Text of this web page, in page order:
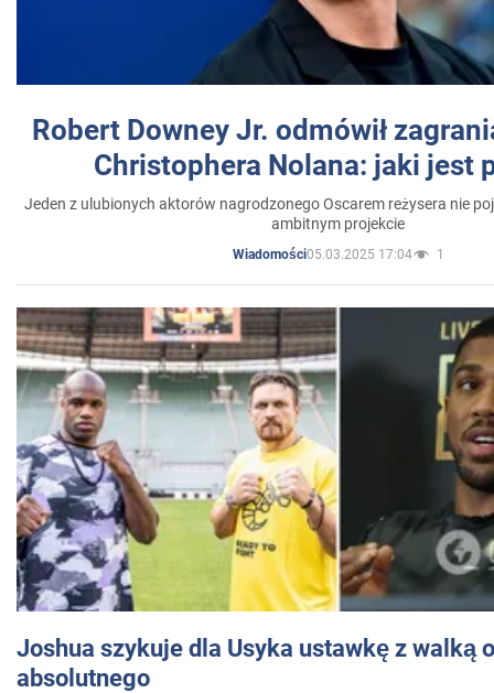
Robert Downey Jr. odmówił
Christophera Nolana: jaki jest
Jeden z ulubionych aktorów nagrodzonego Oscarem reżysera nie
ambitnym projekcie
Wiadomości05.03.2025 17:04 1
Joshua szykuje dla Usyka ustawkę z walką
absolutnego